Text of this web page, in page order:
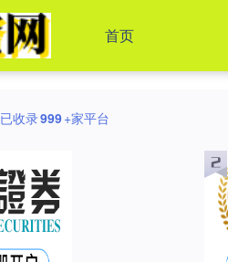
首页
已收录999+家平台